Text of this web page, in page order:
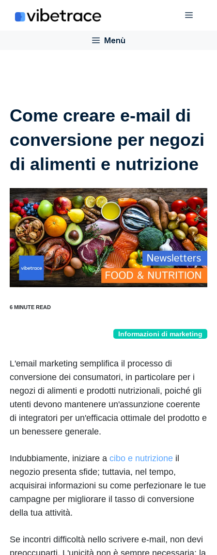
Menù
Menù
Come creare e-mail di
conversione per negozi
di alimenti e nutrizione
Informazioni di marketing
L'email marketing semplifica il processo di
conversione dei consumatori, in particolare per i
negozi di alimenti e prodotti nutrizionali, poiché gli
utenti devono mantenere un'assunzione coerente
di integratori per un'efficacia ottimale del prodotto e
un benessere generale.
Indubbiamente, iniziare a cibo e nutrizione il
negozio presenta sfide; tuttavia, nel tempo,
acquisirai informazioni su come perfezionare le tue
campagne per migliorare il tasso di conversione
della tua attività.
Se incontri difficoltà nello scrivere e-mail, non devi
preoccuparti. L'unicità non è sempre necessaria; la